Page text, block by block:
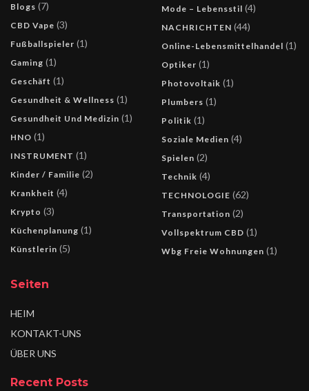
Blogs (7)
CBD Vape (3)
Fußballspieler (1)
Gaming (1)
Geschäft (1)
Gesundheit & Wellness (1)
Gesundheit Und Medizin (1)
HNO (1)
INSTRUMENT (1)
Kinder / Familie (2)
Krankheit (4)
Krypto (3)
Küchenplanung (1)
Künstlerin (5)
Mode – Lebensstil (4)
NACHRICHTEN (44)
Online-Lebensmittelhandel (1)
Optiker (1)
Photovoltaik (1)
Plumbers (1)
Politik (1)
Soziale Medien (4)
Spielen (2)
Technik (4)
TECHNOLOGIE (62)
Transportation (2)
Vollspektrum CBD (1)
Wbg Freie Wohnungen (1)
Seiten
HEIM
KONTAKT-UNS
ÜBER UNS
Recent Posts